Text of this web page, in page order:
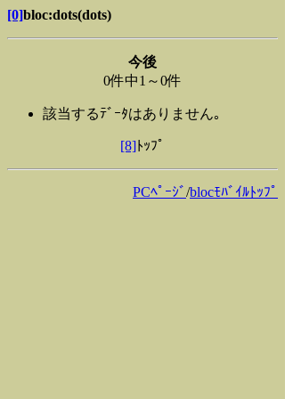
[0]bloc:dots(dots)
今後
0件中1～0件
該当するﾃﾞｰﾀはありません｡
[8]ﾄｯﾌﾟ
PCﾍﾟｰｼﾞ/blocﾓﾊﾞｲﾙﾄｯﾌﾟ